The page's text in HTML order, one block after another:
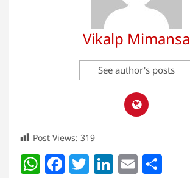
Vikalp Mimansa
See author's posts
Post Views: 319
W F T Li E